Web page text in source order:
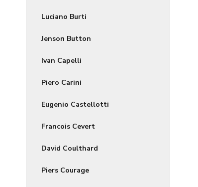
Luciano Burti
Jenson Button
Ivan Capelli
Piero Carini
Eugenio Castellotti
Francois Cevert
David Coulthard
Piers Courage